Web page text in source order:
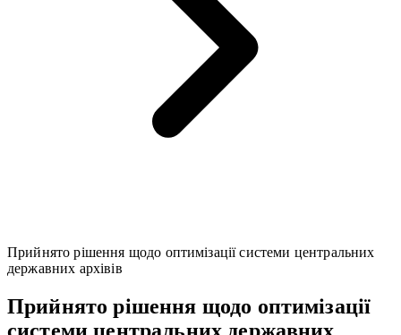
Прийнято рішення щодо оптимізації системи центральних
державних архівів
Прийнято рішення щодо оптимізації